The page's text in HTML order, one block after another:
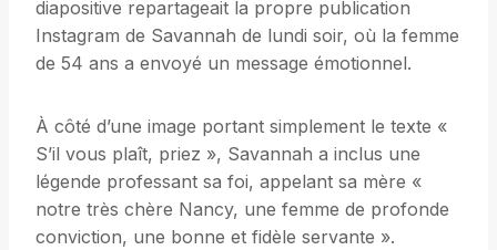
diapositive repartageait la propre publication
Instagram de Savannah de lundi soir, où la femme
de 54 ans a envoyé un message émotionnel.
À côté d’une image portant simplement le texte «
S’il vous plaît, priez », Savannah a inclus une
légende professant sa foi, appelant sa mère «
notre très chère Nancy, une femme de profonde
conviction, une bonne et fidèle servante ».